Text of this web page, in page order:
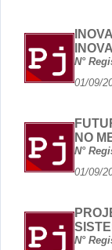
N°
01/
NO
N°
01/
N°